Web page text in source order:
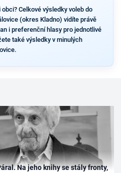
Celkové výsledky voleb do
(okres Kladno) vidíte právě
i preferenční hlasy pro jednotlivé
také výsledky v minulých
Na jeho knihy se stály fronty,